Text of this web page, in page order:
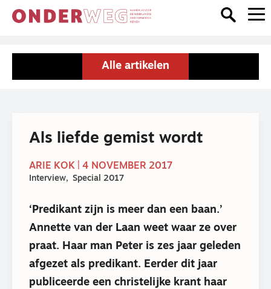
Alle artikelen
Als liefde gemist wordt
ARIE KOK | 4 NOVEMBER 2017
Interview Special 2017
‘Predikant zijn is meer dan een baan.’
Annette van der Laan weet waar ze over
praat. Haar man Peter is zes jaar geleden
afgezet als predikant. Eerder dit jaar
publiceerde een christelijke krant haar